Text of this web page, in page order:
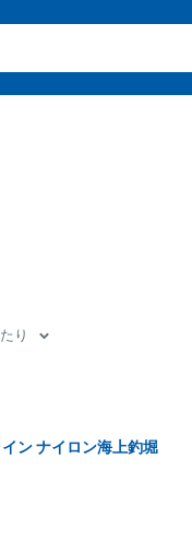
り
ン ナイロン海上釣堀